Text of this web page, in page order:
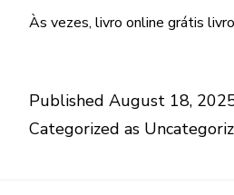
Às vezes, livro online grátis
Published August 18,
Categorized as